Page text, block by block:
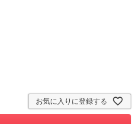
お気に入りに登録する